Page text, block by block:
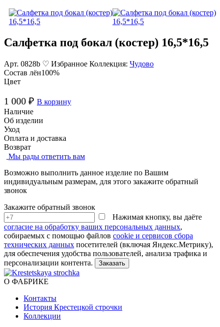
Салфетка под бокал (костер) 16,5*16,5
Арт. 0828b ♡ Избранное Коллекция: Чудово
Состав лён100%
Цвет
1 000 ₽ В корзину
Наличие
Об изделии
Уход
Оплата и доставка
Возврат
Мы рады ответить вам
Возможно выполнить данное изделие по Вашим
индивидуальным размерам, для этого закажите обратный
звонок
Закажите обратный звонок
Нажимая кнопку, вы даёте
согласие на обработку ваших персональных данных,
собираемых с помощью файлов cookie и сервисов сбора
технических данных посетителей (включая Яндекс.Метрику),
для обеспечения удобства пользователей, анализа трафика и
персонализации контента.
О ФАБРИКЕ
Контакты
История Крестецкой строчки
Коллекции